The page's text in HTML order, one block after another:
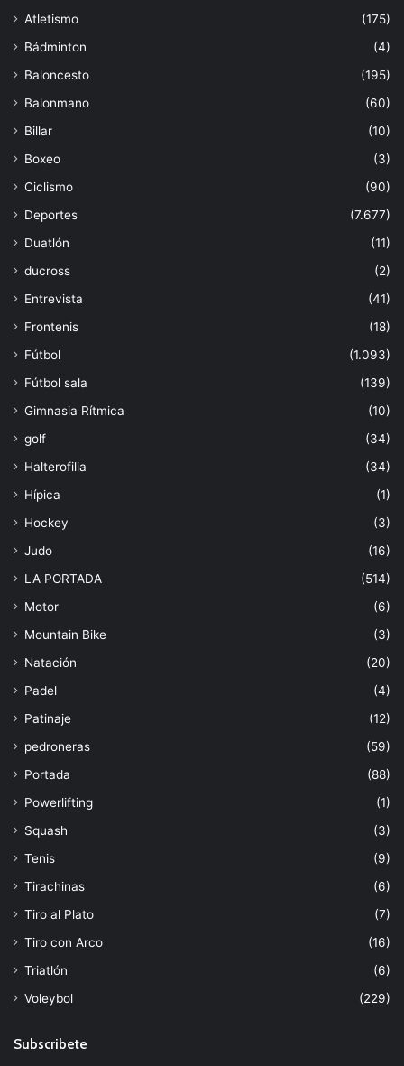
Atletismo
(175)
Bádminton
(4)
Baloncesto
(195)
Balonmano
(60)
Billar
(10)
Boxeo
(3)
Ciclismo
(90)
Deportes
(7.677)
Duatlón
(11)
ducross
(2)
Entrevista
(41)
Frontenis
(18)
Fútbol
(1.093)
Fútbol sala
(139)
Gimnasia Rítmica
(10)
golf
(34)
Halterofilia
(34)
Hípica
(1)
Hockey
(3)
Judo
(16)
LA PORTADA
(514)
Motor
(6)
Mountain Bike
(3)
Natación
(20)
Padel
(4)
Patinaje
(12)
pedroneras
(59)
Portada
(88)
Powerlifting
(1)
Squash
(3)
Tenis
(9)
Tirachinas
(6)
Tiro al Plato
(7)
Tiro con Arco
(16)
Triatlón
(6)
Voleybol
(229)
Subscribete